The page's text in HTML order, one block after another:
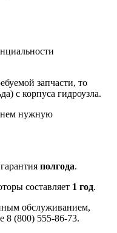
запчасти, то
с корпуса гидроузла.
нем нужную
полгода.
составляет 1 год.
обслуживанием,
8 (800) 555-86-73.